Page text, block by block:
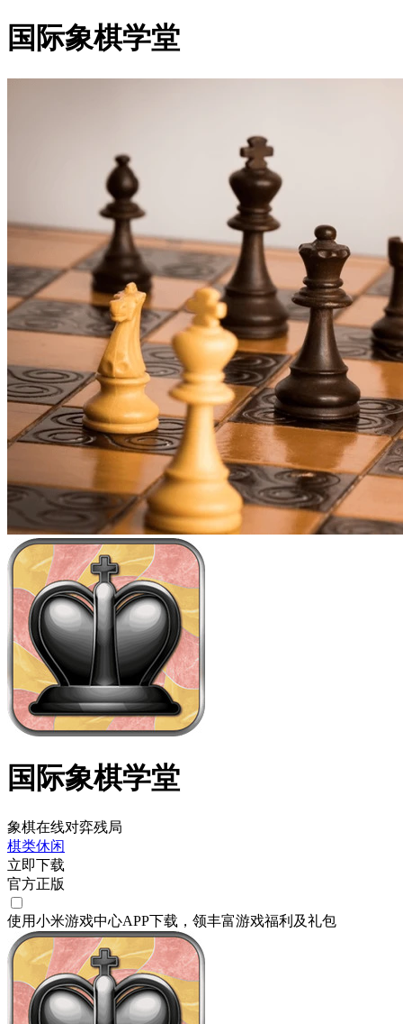
国际象棋学堂
国际象棋学堂
象棋在线对弈残局
棋类休闲
立即下载
官方正版
使用小米游戏中心APP下载 ，领丰富游戏福利 及礼包